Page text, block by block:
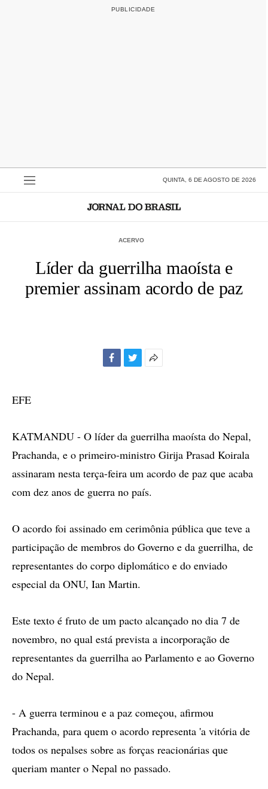
QUINTA, 6 DE AGOSTO DE 2026
ACERVO
Líder da guerrilha maoísta e
premier assinam acordo de paz
EFE
KATMANDU - O líder da guerrilha maoísta do Nepal,
Prachanda, e o primeiro-ministro Girija Prasad Koirala
assinaram nesta terça-feira um acordo de paz que acaba
com dez anos de guerra no país.
O acordo foi assinado em cerimônia pública que teve a
participação de membros do Governo e da guerrilha, de
representantes do corpo diplomático e do enviado
especial da ONU, Ian Martin.
Este texto é fruto de um pacto alcançado no dia 7 de
novembro, no qual está prevista a incorporação de
representantes da guerrilha ao Parlamento e ao Governo
do Nepal.
- A guerra terminou e a paz começou, afirmou
Prachanda, para quem o acordo representa 'a vitória de
todos os nepalses sobre as forças reacionárias que
queriam manter o Nepal no passado.